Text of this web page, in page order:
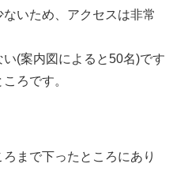
いため、アクセスは非常
(案内図によると50名)です
ろです。
まで下ったところにあり